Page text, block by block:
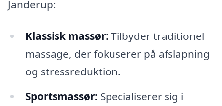
Janderup:
Klassisk massør: Tilbyder traditionel
massage, der fokuserer på afslapning
og stressreduktion.
Sportsmassør: Specialiserer sig i